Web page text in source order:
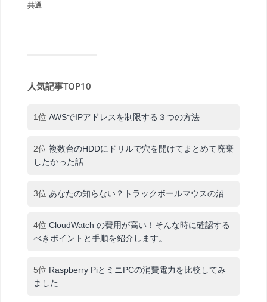
共通
人気記事TOP10
1位 AWSでIPアドレスを制限する３つの方法
2位 複数台のHDDにドリルで穴を開けてまとめて廃棄
したかった話
3位 あなたの知らない？トラックボールマウスの沼
4位 CloudWatch の費用が高い！そんな時に確認する
べきポイントと手順を紹介します。
5位 Raspberry PiとミニPCの消費電力を比較してみ
ました